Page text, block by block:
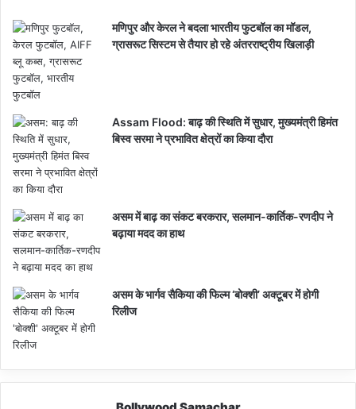
मणिपुर और केरल ने बदला भारतीय फुटबॉल का मॉडल,
ग्रासरूट सिस्टम से तैयार हो रहे अंतरराष्ट्रीय खिलाड़ी
Assam Flood: बाढ़ की स्थिति में सुधार, मुख्यमंत्री हिमंत
बिस्व सरमा ने प्रभावित क्षेत्रों का किया दौरा
असम में बाढ़ का संकट बरकरार, सलमान-कार्तिक-रणदीप ने
बढ़ाया मदद का हाथ
असम के भार्गव सैकिया की फिल्म ‘बोक्शी’ अक्टूबर में होगी
रिलीज